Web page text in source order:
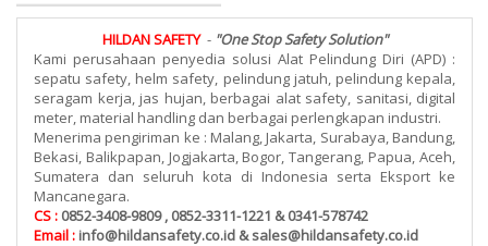
HILDAN SAFETY- "One Stop Safety Solution"
Kami perusahaan penyedia solusi Alat Pelindung Diri (APD) :
sepatu safety, helm safety, pelindung jatuh, pelindung kepala,
seragam kerja, jas hujan, berbagai alat safety, sanitasi, digital
meter, material handling dan berbagai perlengkapan industri.
Menerima pengiriman ke : Malang, Jakarta, Surabaya, Bandung,
Bekasi, Balikpapan, Jogjakarta, Bogor, Tangerang, Papua, Aceh,
Sumatera dan seluruh kota di Indonesia serta Eksport ke
Mancanegara.
CS : 0852-3408-9809 , 0852-3311-1221 & 0341-578742
Email : info@hildansafety.co.id & sales@hildansafety.co.id